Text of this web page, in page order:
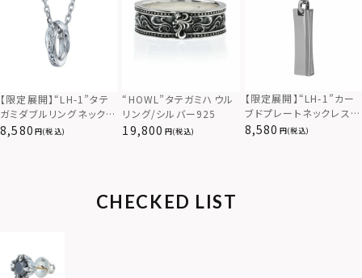
【限定展開】“LH-1”タテ
ガミダブルリングネックレ
ス（ツイスト/シルバー）/
8,580 (税込)
“HOWL”タテガミハウル
リング/シルバー925
19,800 (税込)
【限定展開】“LH-1”カー
ブドプレートネックレス/
サージカルステンレス（金
8,580 (税込)
CHECKED LIST